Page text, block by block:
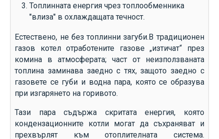
Топлинната енергия чрез топлообменника
"влиза" в охлаждащата течност.
Естествено, не без топлинни загуби.В традиционен
газов котел отработените газове „изтичат“ през
комина в атмосферата; част от неизползваната
топлина заминава заедно с тях, защото заедно с
газовете се губи и водна пара, която се образува
при изгарянето на горивото.
Тази пара съдържа скритата енергия, която
кондензационните котли могат да съхраняват и
прехвърлят към отоплителната система.